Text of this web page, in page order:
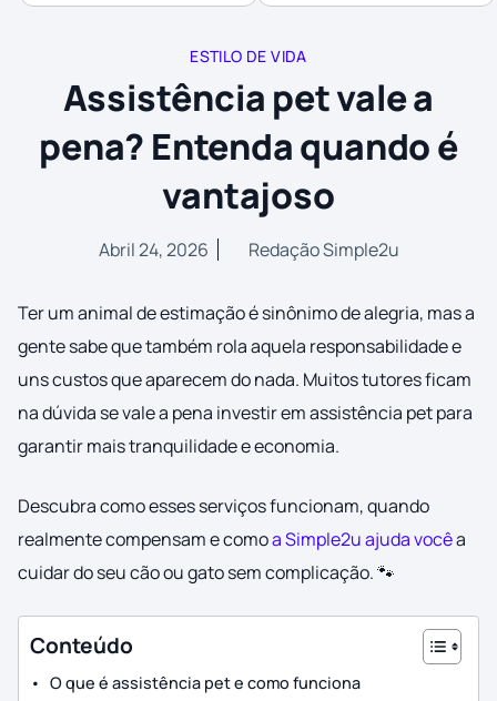
ESTILO DE VIDA
Assistência pet vale a
pena? Entenda quando é
vantajoso
Abril 24, 2026 Redação Simple2u
Ter um animal de estimação é sinônimo de alegria, mas a
gente sabe que também rola aquela responsabilidade e
uns custos que aparecem do nada. Muitos tutores ficam
na dúvida se vale a pena investir em assistência pet para
garantir mais tranquilidade e economia.
Descubra como esses serviços funcionam, quando
realmente compensam e comoa Simple2u ajuda vocêa
cuidar do seu cão ou gato sem complicação. 🐾
Conteúdo
O que é assistência pet e como funciona